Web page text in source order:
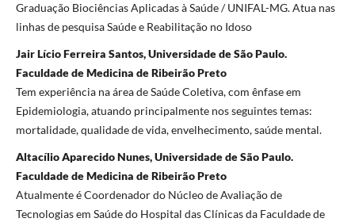
Graduação Biociências Aplicadas à Saúde / UNIFAL-MG. Atua nas
linhas de pesquisa Saúde e Reabilitação no Idoso
Jair Lício Ferreira Santos, Universidade de São Paulo.
Faculdade de Medicina de Ribeirão Preto
Tem experiência na área de Saúde Coletiva, com ênfase em
Epidemiologia, atuando principalmente nos seguintes temas:
mortalidade, qualidade de vida, envelhecimento, saúde mental.
Altacílio Aparecido Nunes, Universidade de São Paulo.
Faculdade de Medicina de Ribeirão Preto
Atualmente é Coordenador do Núcleo de Avaliação de
Tecnologias em Saúde do Hospital das Clínicas da Faculdade de